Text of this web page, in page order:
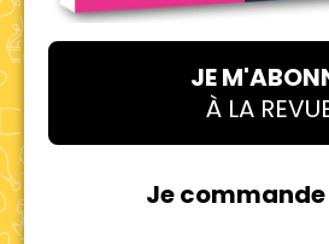
JE
À LA
Je commande